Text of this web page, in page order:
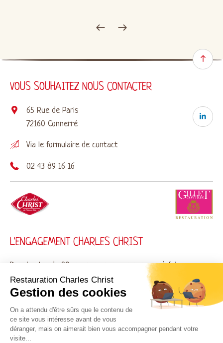
VOUS SOUHAITEZ NOUS CONTACTER
65 Rue de Paris
72160 Connerré
Via le formulaire de contact
02 43 89 16 16
L'ENGAGEMENT CHARLES CHRIST
Depuis plus de 90 ans nous nous engageons à faire
de vos repas un moment de partage et de
gourmandise avec des plats préparés français de
qualité concoctés en Sarthe.
VOIR NOTRE ÉTAT D’ESPRIT
Restauration Charles Christ
Gestion des cookies
On a attendu d'être sûrs que le contenu de
ce site vous intéresse avant de vous
déranger, mais on aimerait bien vous accompagner pendant votre
visite...